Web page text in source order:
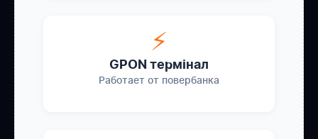
⚡
GPON термінал
Работает от повербанка